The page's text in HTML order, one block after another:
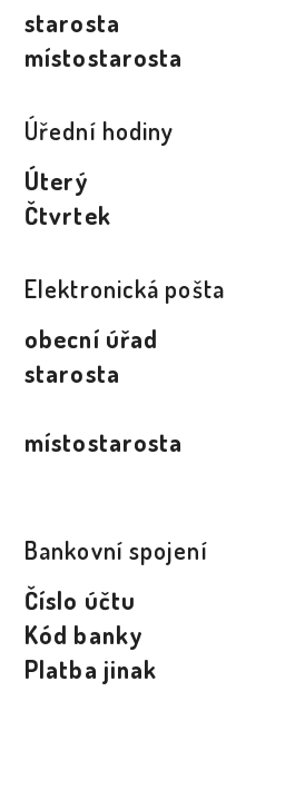
starosta
místostarosta
Úřední hodiny
Úterý
Čtvrtek
Elektronická pošta
obecní úřad
starosta
místostarosta
Bankovní spojení
Číslo účtu
Kód banky
Platba jinak